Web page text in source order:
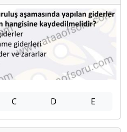
C D E